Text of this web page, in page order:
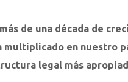
de una década de
multiplicado en nuestro
legal más